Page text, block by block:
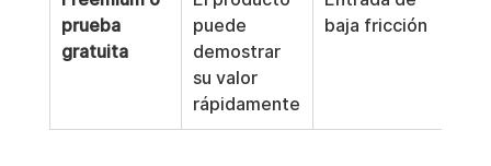
prueba
gratuita
puede
demostrar
su valor
rápidamente
baja fricción